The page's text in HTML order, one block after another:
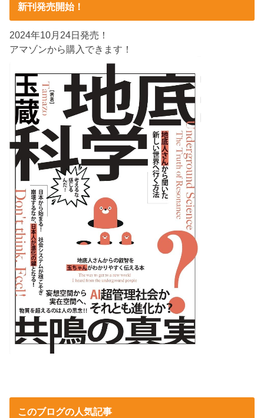
新刊発売開始！
2024年10月24日発売！
アマゾンから購入できます！
このブログの人気記事